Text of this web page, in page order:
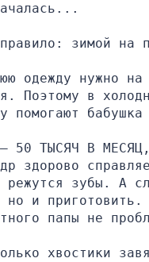
зимой на
одежду нужно
Поэтому в
помогают
50 ТЫСЯЧ В
здорово
режутся зубы. А
но и приготовить.
папы не
хвостики